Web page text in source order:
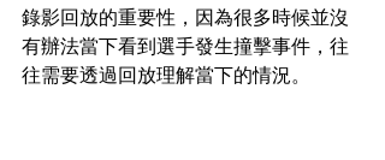
錄影回放的重要性，因為很多時候並沒
有辦法當下看到選手發生撞擊事件，往
往需要透過回放理解當下的情況。